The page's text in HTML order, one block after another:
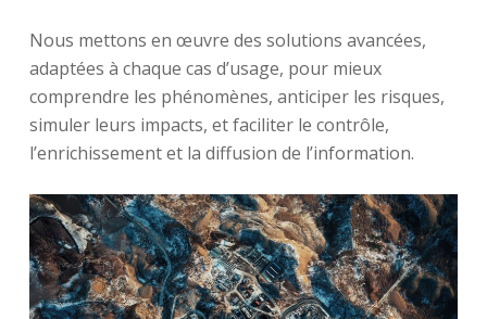
Nous mettons en œuvre des solutions avancées,
adaptées à chaque cas d’usage, pour mieux
comprendre les phénomènes, anticiper les risques,
simuler leurs impacts, et faciliter le contrôle,
l’enrichissement et la diffusion de l’information.